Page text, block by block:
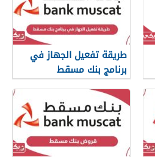
طريقة تفعيل الجهاز في
برنامج بنك مسقط